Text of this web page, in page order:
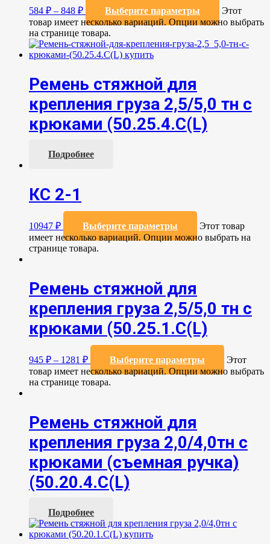
584 ₽ – 848 ₽ Выберите параметры
Этот
товар имеет несколько вариаций. Опции можно выбрать
на странице товара.
Ремень стяжной для
крепления груза 2,5/5,0 тн с
крюками (50.25.4.С(L)
Подробнее
КС 2-1
10947 ₽ Выберите параметры
Этот товар
имеет несколько вариаций. Опции можно выбрать на
странице товара.
Ремень стяжной для
крепления груза 2,5/5,0 тн с
крюками (50.25.1.С(L)
945 ₽ – 1281 ₽ Выберите параметры
Этот
товар имеет несколько вариаций. Опции можно выбрать
на странице товара.
Ремень стяжной для
крепления груза 2,0/4,0тн с
крюками (съемная ручка)
(50.20.4.С(L)
Подробнее